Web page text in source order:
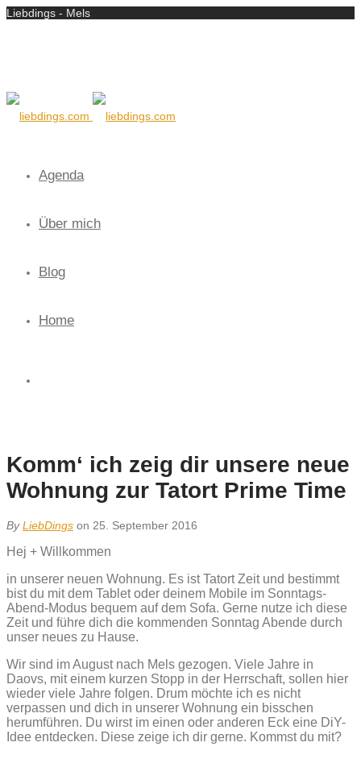
Liebdings - Mels
Agenda
Über mich
Blog
Home
Komm‘ ich zeig dir unsere neue
Wohnung zur Tatort Prime Time
ByLiebDings on 25. September 2016
Hej + Willkommen
in unserer neuen Wohnung. Es ist Tatort Zeit und bestimmt
bist du mit dem Tablet oder deinem Mobile im Sonntags-
Abend-Modus bequem auf dem Sofa. Gerne nutze ich diese
Zeit und führe dich die kommenden Sonntag Abende durch
unser neues zu Hause.
Wir sind im August nach Mels gezogen. Viele Jahre in
Daovs, mit einem kurzen Stopp in der Herrschaft, sollen hier
wieder viele Jahre folgen. Drum möchte ich es nicht
verpassen und dich in unserer Wohnung ein bisschen
herumführen. Du wirst im einen oder anderen Eck eine DiY-
Idee entdecken. Diese zeige ich dir gerne. Kommst du mit?